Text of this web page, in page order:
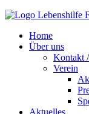
Home
Über uns
Kontakt
Verein
Aktuelles